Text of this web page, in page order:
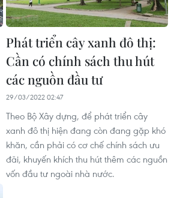
Phát triển cây xanh đô thị:
Cần có chính sách thu hút
các nguồn đầu tư
29/03/2022 02:47
Theo Bộ Xây dựng, để phát triển cây
xanh đô thị hiện đang còn đang gặp khó
khăn, cần phải có cơ chế chính sách ưu
đãi, khuyến khích thu hút thêm các nguồn
vốn đầu tư ngoài nhà nước.